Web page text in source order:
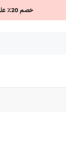
خصم 20٪ على طلبك الأول باستخدام كود NEW20